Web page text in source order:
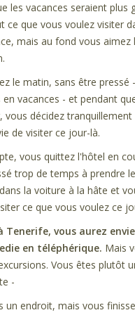
les vacances seraient plus
ce que vous voulez visiter
mais au fond vous aimez
le matin, sans être pressé
vacances - et pendant
vous décidez
de visiter ce jour-là.
vous quittez l'hôtel en
trop de temps à prendre
la voiture à la hâte et
ce que vous voulez ce
Tenerife, vous aurez
en téléphérique. Mais
Vous êtes plutôt
-
un endroit, mais vous